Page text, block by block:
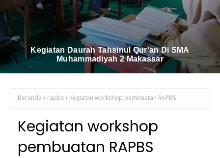
Praktikum Penentuan Golongan Darah Di SMA
Muhammadiyah 2 Bontoala Makassar:
Meningkatkan Pemahaman Siswa Dalam Ilmu
Kesehatan
Beranda rapbs Kegiatan workshop pembuatan RAPBS
Kegiatan workshop
pembuatan RAPBS